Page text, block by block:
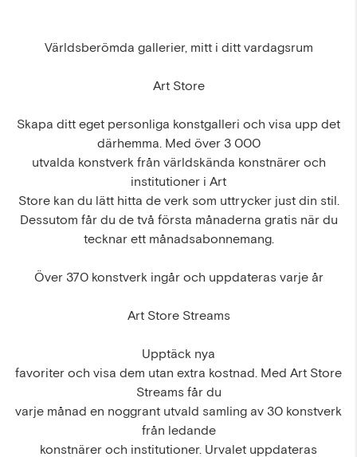
Världsberömda gallerier, mitt i ditt vardagsrum
Art Store
Skapa ditt eget personliga konstgalleri och visa upp det
därhemma. Med över 3 000
utvalda konstverk från världskända konstnärer och
institutioner i Art
Store kan du lätt hitta de verk som uttrycker just din stil.
Dessutom får du de två första månaderna gratis när du
tecknar ett månadsabonnemang.
Över 370 konstverk ingår och uppdateras varje år
Art Store Streams
Upptäck nya
favoriter och visa dem utan extra kostnad. Med Art Store
Streams får du
varje månad en noggrant utvald samling av 30 konstverk
från ledande
konstnärer och institutioner. Urvalet uppdateras